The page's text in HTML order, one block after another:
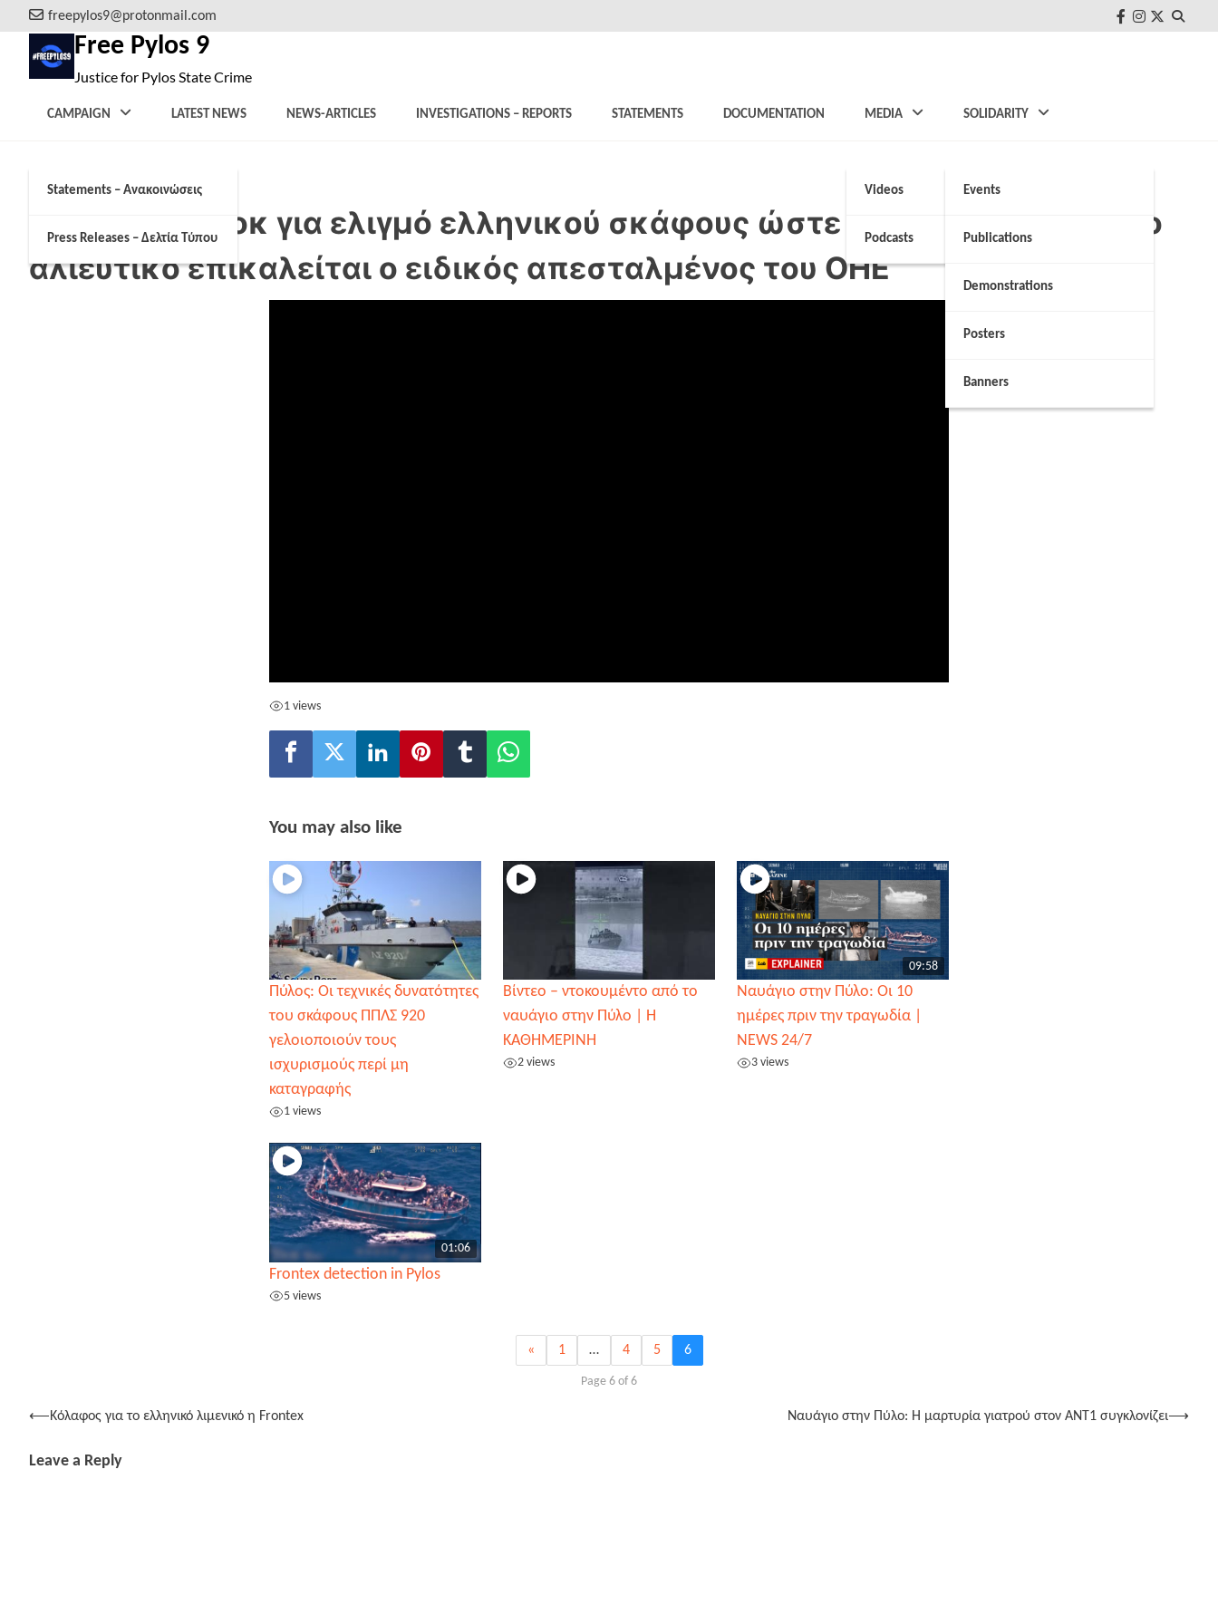
to
content
freepylos9@protonmail.com
FB Instagram
Twitter
Free Pylos 9
Justice for Pylos State Crime
CAMPAIGN
Statements – Ανακοινώσεις
Press Releases – Δελτία Τύπου
LATEST NEWS NEWS-ARTICLES INVESTIGATIONS – REPORTS STATEMENTS DOCUMENTATION MEDIA
Videos
Podcasts
SOLIDARITY
Events
Publications
Demonstrations
Posters
Banners
Μαρτυρία – σοκ για ελιγμό ελληνικού σκάφους ώστε να απομακρυνθεί το
αλιευτικό επικαλείται ο ειδικός απεσταλμένος του ΟΗΕ
1 views
You may also like
Πύλος: Οι τεχνικές δυνατότητες
του σκάφους ΠΠΛΣ 920
γελοιοποιούν τους
ισχυρισμούς περί μη
καταγραφής
1 views
Βίντεο – ντοκουμέντο από το
ναυάγιο στην Πύλο | Η
ΚΑΘΗΜΕΡΙΝΗ
2 views
09:58
Ναυάγιο στην Πύλο: Οι 10
ημέρες πριν την τραγωδία |
NEWS 24/7
3 views
01:06
Frontex detection in Pylos
5 views
« 1 … 4 5 6
Page 6 of 6
Post
⟵Κόλαφος για το ελληνικό λιμενικό η Frontex Ναυάγιο στην Πύλο: Η μαρτυρία γιατρού στον ΑΝΤ1 συγκλονίζει⟶
Leave a Reply